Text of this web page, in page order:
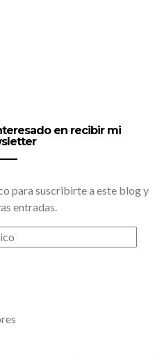
en recibir mi
para suscribirte a este blog y
entradas.